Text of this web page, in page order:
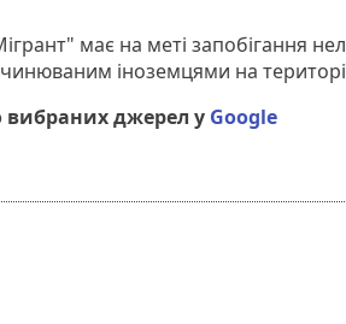
має на меті запобігання
іноземцями на
джерел у Google